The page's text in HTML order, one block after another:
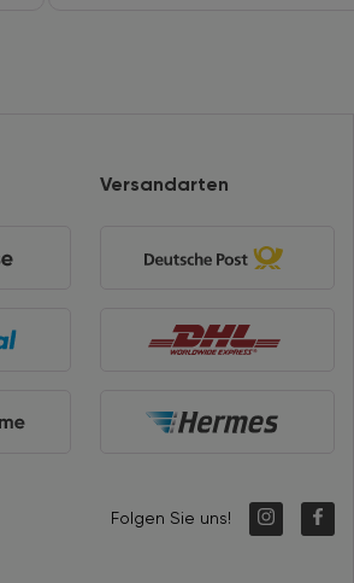
Versandarten
Folgen Sie uns!